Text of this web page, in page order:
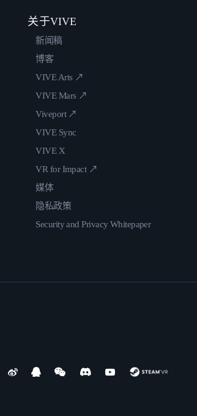
关于VIVE
新闻稿
博客
VIVE Arts ↗
VIVE Mars ↗
Viveport ↗
VIVE Sync
VIVE X
VR for Impact ↗
媒体
隐私政策
Security and Privacy Whitepaper